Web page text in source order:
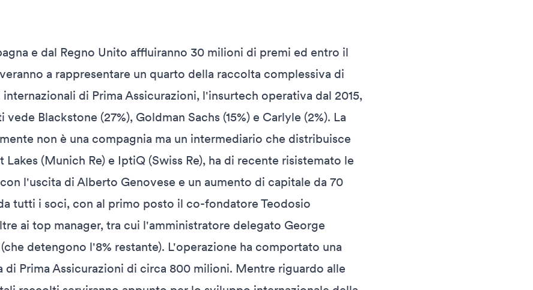
e dal Regno Unito affluiranno 30 milioni di premi ed entro il
a rappresentare un quarto della raccolta complessiva di
di Prima Assicurazioni, l'insurtech operativa dal 2015,
Blackstone (27%), Goldman Sachs (15%) e Carlyle (2%). La
non è una compagnia ma un intermediario che distribuisce
(Munich Re) e IptiQ (Swiss Re), ha di recente risistemato le
l'uscita di Alberto Genovese e un aumento di capitale da 70
tutti i soci, con al primo posto il co-fondatore Teodosio
ai top manager, tra cui l'amministratore delegato George
detengono l'8% restante). L'operazione ha comportato una
Prima Assicurazioni di circa 800 milioni. Mentre riguardo alle